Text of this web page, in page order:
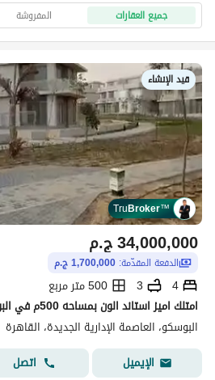
جميع العقارات المفروشة
قيد الإنشاء
TruBroker™
ج.م34,000,000
الدفعة المقدّمة: 1,700,000 ج.م
4
3
500 متر مربع
البوسكو، العاصمة الإدارية الجديدة، القاهرة
الإيميل
اتصل